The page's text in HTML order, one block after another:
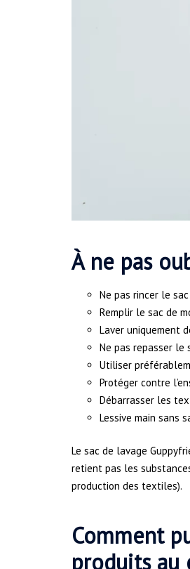
À ne pas
Ne pas rincer le
Remplir le sac de
Laver uniquement
Ne pas repasser le
Utiliser
Protéger contre
Débarrasser les
Lessive main sans
Le sac de lavage
retient pas les
production des textiles).
Comment
produits au